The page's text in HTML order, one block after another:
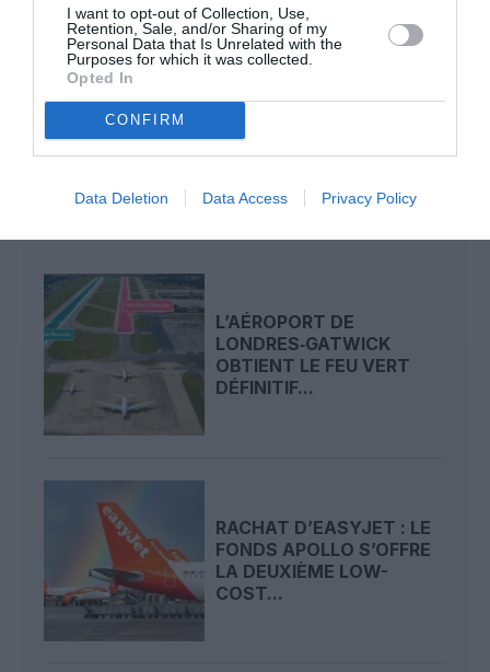
I want to opt-out of Collection, Use,
Retention, Sale, and/or Sharing of my
Personal Data that Is Unrelated with the
Purposes for which it was collected.
Opted In
CONFIRM
Data Deletion Data Access Privacy Policy
Manfou a commenté l'article :
Pyramides, croisières et mer Rouge : l’Égypte mise sur
une saison record malgré le contexte géopolitique
L’AÉROPORT DE
LONDRES‑GATWICK
OBTIENT LE FEU VERT
DÉFINITIF...
RACHAT D’EASYJET : LE
FONDS APOLLO S’OFFRE
LA DEUXIÈME LOW-
COST...